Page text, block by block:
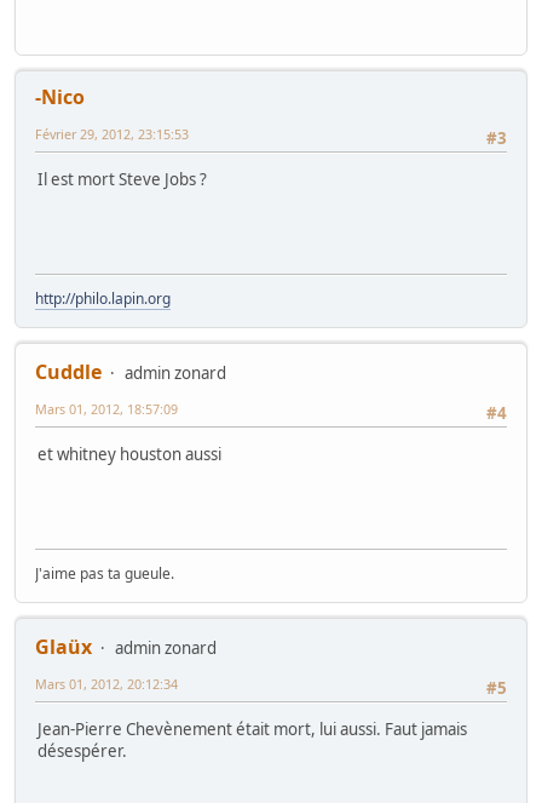
-Nico
#3
Février 29, 2012, 23:15:53
Il est mort Steve Jobs ?
http://philo.lapin.org
Cuddle
admin zonard
#4
Mars 01, 2012, 18:57:09
et whitney houston aussi
J'aime pas ta gueule.
Glaüx
admin zonard
#5
Mars 01, 2012, 20:12:34
Jean-Pierre Chevènement était mort, lui aussi. Faut jamais
désespérer.